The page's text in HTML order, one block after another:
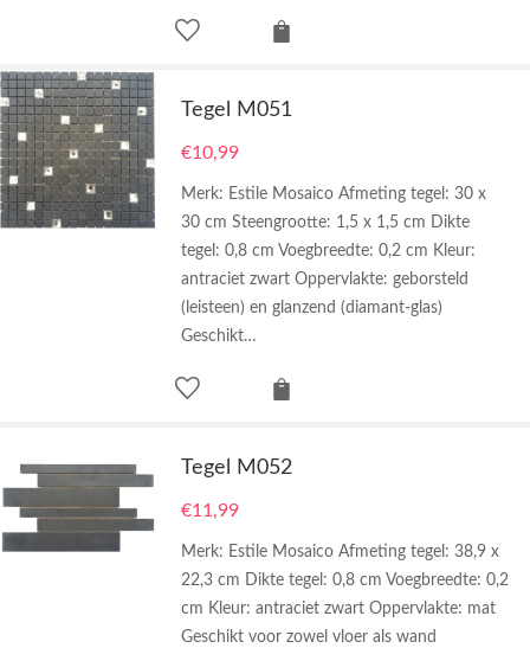
Tegel M051
€10,99
Merk: Estile Mosaico Afmeting tegel: 30 x
30 cm Steengrootte: 1,5 x 1,5 cm Dikte
tegel: 0,8 cm Voegbreedte: 0,2 cm Kleur:
antraciet zwart Oppervlakte: geborsteld
(leisteen) en glanzend (diamant-glas)
Geschikt…
Tegel M052
€11,99
Merk: Estile Mosaico Afmeting tegel: 38,9 x
22,3 cm Dikte tegel: 0,8 cm Voegbreedte: 0,2
cm Kleur: antraciet zwart Oppervlakte: mat
Geschikt voor zowel vloer als wand